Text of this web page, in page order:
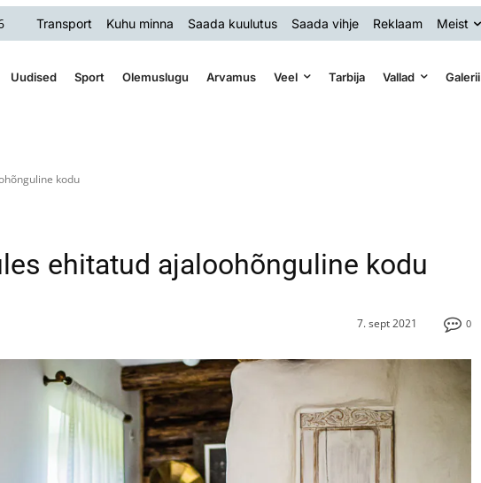
Transport Kuhu minna Saada kuulutus Saada vihje Reklaam Meist
Uudised Sport Olemuslugu Arvamus Veel Tarbija Vallad Galerii
kodu
ehitatud ajaloohõnguline kodu
0
7. sept 2021